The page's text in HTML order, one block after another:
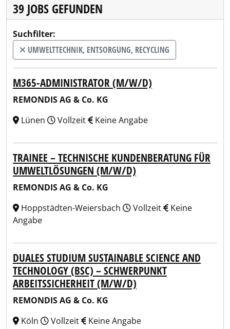
39 JOBS GEFUNDEN
Suchfilter:
UMWELTTECHNIK, ENTSORGUNG, RECYCLING
M365-ADMINISTRATOR (M/W/D)
REMONDIS AG & Co. KG
Lünen
Vollzeit Keine Angabe
TRAINEE – TECHNISCHE KUNDENBERATUNG FÜR
UMWELTLÖSUNGEN (M/W/D)
REMONDIS AG & Co. KG
Hoppstädten-Weiersbach
Vollzeit
Keine
Angabe
DUALES STUDIUM SUSTAINABLE SCIENCE AND
TECHNOLOGY (BSC) – SCHWERPUNKT
ARBEITSSICHERHEIT (M/W/D)
REMONDIS AG & Co. KG
Köln
Vollzeit Keine Angabe